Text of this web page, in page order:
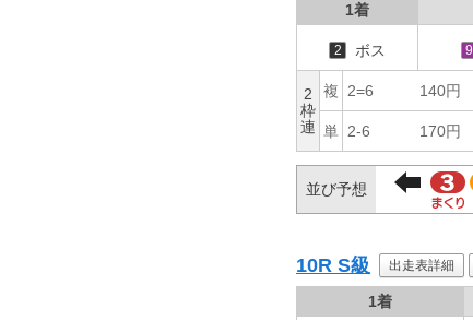
1着
2 ボス 9
2
枠
連
複 2=6 140円
単 2-6 170円
並び予想
10R S級 出走表詳細
1着